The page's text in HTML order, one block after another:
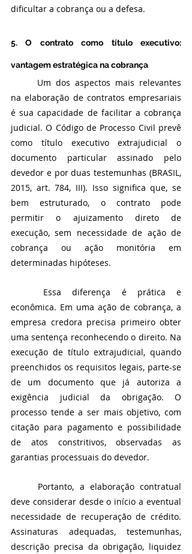
dificultar a cobrança ou a defesa.
5. O contrato como título executivo:
vantagem estratégica na cobrança
na elaboração de contratos empresariais
é sua capacidade de facilitar a cobrança
judicial. O Código de Processo Civil prevê
como título executivo extrajudicial o
documento particular assinado pelo
devedor e por duas testemunhas (BRASIL,
2015, art. 784, III). Isso significa que, se
bem estruturado, o contrato pode
permitir o ajuizamento direto de
execução, sem necessidade de ação de
cobrança ou ação monitória em
determinadas hipóteses.
econômica. Em uma ação de cobrança, a
empresa credora precisa primeiro obter
uma sentença reconhecendo o direito. Na
execução de título extrajudicial, quando
preenchidos os requisitos legais, parte-se
de um documento que já autoriza a
exigência judicial da obrigação. O
processo tende a ser mais objetivo, com
citação para pagamento e possibilidade
de atos constritivos, observadas as
garantias processuais do devedor.
deve considerar desde o início a eventual
necessidade de recuperação de crédito.
Assinaturas adequadas, testemunhas,
descrição precisa da obrigação, liquidez